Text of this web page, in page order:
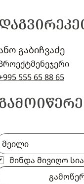
გაბიჩვაძე
555 65 88 65
მინდა მივიღო